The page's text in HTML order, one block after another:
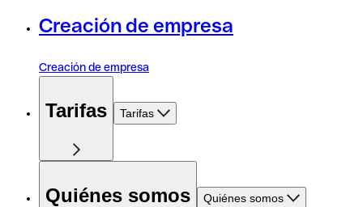
Creación de empresa
Creación de empresa
Tarifas Tarifas
Quiénes somos Quiénes somos